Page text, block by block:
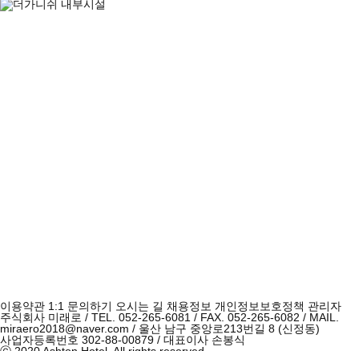
이용약관 1:1 문의하기 오시는 길 채용정보 개인정보보호정책 관리자
주식회사 미래로 / TEL. 052-265-6081 / FAX. 052-265-6082 / MAIL.
miraero2018@naver.com / 울산 남구 중앙로213번길 8 (신정동)
사업자등록번호 302-88-00879 / 대표이사 손봉식